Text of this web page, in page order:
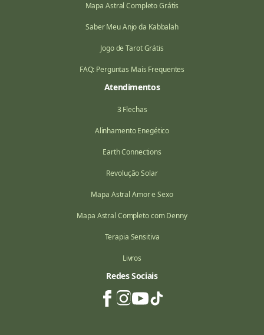
Mapa Astral Completo Grátis
Saber Meu Anjo da Kabbalah
Jogo de Tarot Grátis
FAQ: Perguntas Mais Frequentes
Atendimentos
3 Flechas
Alinhamento Enegético
Earth Connections
Revolução Solar
Mapa Astral Amor e Sexo
Mapa Astral Completo com Denny
Terapia Sensitiva
Livros
Redes Sociais